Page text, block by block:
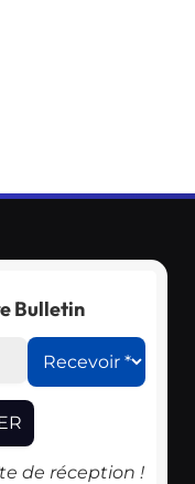
Bulletin
de réception !